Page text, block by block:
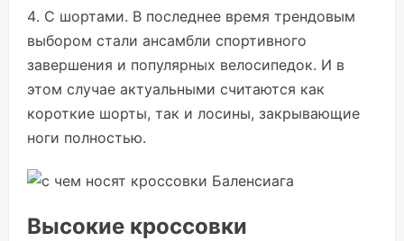
С шортами. В последнее время трендовым
выбором стали ансамбли спортивного
завершения и популярных велосипедок. И в
этом случае актуальными считаются как
короткие шорты, так и лосины, закрывающие
ноги полностью.
Высокие кроссовки